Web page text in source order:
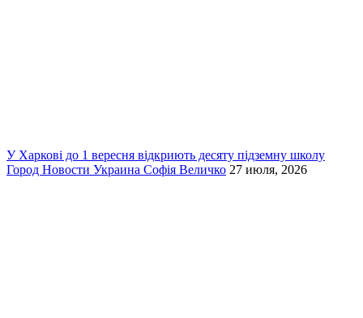
У Харкові до 1 вересня відкриють десяту підземну школу
Город Новости Украина Софія Величко 27 июля, 2026